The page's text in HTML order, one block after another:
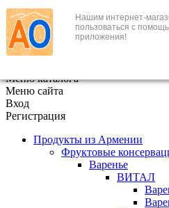
Нашим интернет-
пользоваться с
приложения!
+7 (495) 646-888-1
В корзине
Меню каталога
Меню сайта
Вход
Регистрация
Продукты из Армении
Фруктовые
Варенье
ВИТАЛ